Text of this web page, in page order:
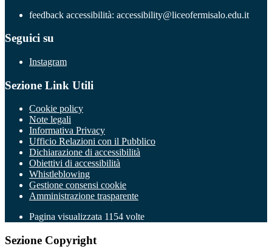
feedback accessibilità: accessibility@liceofermisalo.edu.it
Seguici su
Instagram
Sezione Link Utili
Cookie policy
Note legali
Informativa Privacy
Ufficio Relazioni con il Pubblico
Dichiarazione di accessibilità
Obiettivi di accessibilità
Whistleblowing
Gestione consensi cookie
Amministrazione trasparente
Pagina visualizzata 1154 volte
Sezione Copyright